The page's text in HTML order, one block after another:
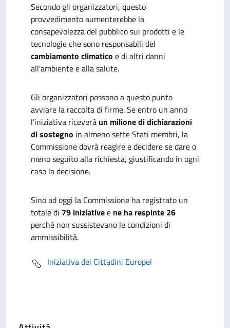
Secondo gli organizzatori, questo
provvedimento aumenterebbe la
consapevolezza del pubblico sui prodotti e le
tecnologie che sono responsabili del
cambiamento climatico e di altri danni
all'ambiente e alla salute.
Gli organizzatori possono a questo punto
avviare la raccolta di firme. Se entro un anno
l'iniziativa riceverà un milione di dichiarazioni
di sostegno in almeno sette Stati membri, la
Commissione dovrà reagire e decidere se dare o
meno seguito alla richiesta, giustificando in ogni
caso la decisione.
Sino ad oggi la Commissione ha registrato un
totale di 79 iniziativee ne ha respinte 26
perché non sussistevano le condizioni di
ammissibilità.
Iniziativa dei Cittadini Europei